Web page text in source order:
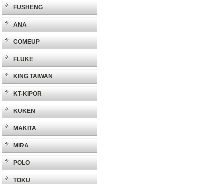
FUSHENG
ANA
COMEUP
FLUKE
KING TAIWAN
KT-KIPOR
KUKEN
MAKITA
MIRA
POLO
TOKU